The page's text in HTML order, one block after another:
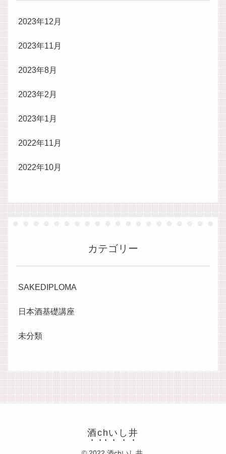
2023年12月
2023年11月
2023年8月
2023年2月
2023年1月
2022年11月
2022年10月
カテゴリー
SAKEDIPLOMA
日本酒基礎講座
未分類
酒chいし井